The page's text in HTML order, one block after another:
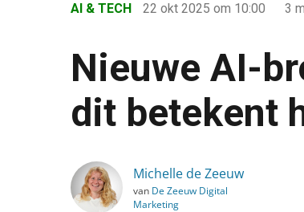
›
AI & Tech
›
AI & TECH 22 okt 2025 om 10:00 3
Nieuwe AI-
dit betekent
Michelle de Zeeuw
van De Zeeuw Digital
Marketing